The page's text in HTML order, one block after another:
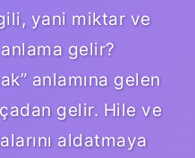
yani miktar ve
anlama gelir?
gelir. Hile ve
aldatmaya